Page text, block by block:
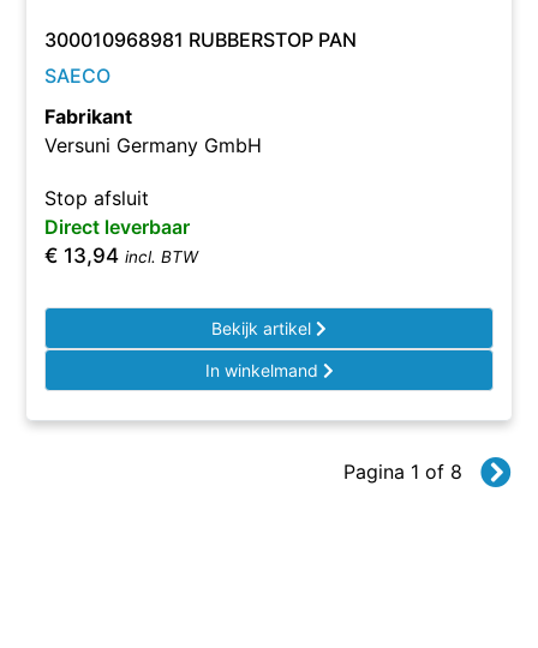
300010968981 RUBBERSTOP PAN
SAECO
Fabrikant
Versuni Germany GmbH
Stop afsluit
Direct leverbaar
€ 13,94 incl. BTW
Bekijk artikel
In winkelmand
Pagina 1 of 8